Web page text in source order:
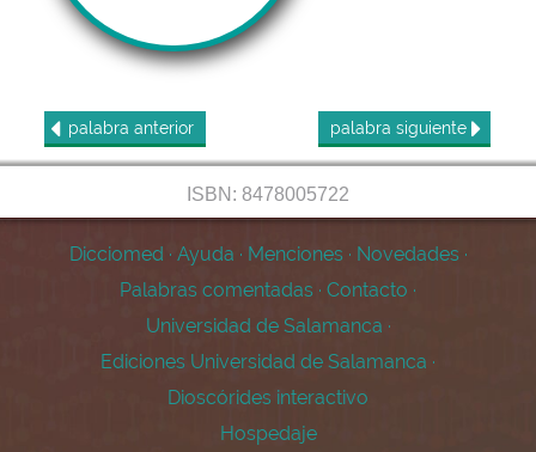
palabra anterior palabra siguiente
ISBN: 8478005722
Dicciomed · Ayuda · Menciones · Novedades ·
Palabras comentadas · Contacto ·
Universidad de Salamanca ·
Ediciones Universidad de Salamanca ·
Dioscórides interactivo
Hospedaje